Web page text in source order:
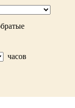
часов